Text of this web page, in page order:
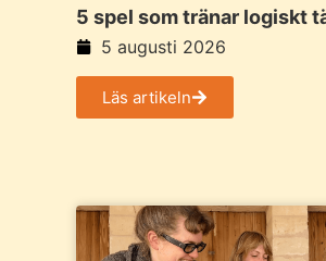
5 spel som tränar logiskt
5 augusti 2026
Läs artikeln